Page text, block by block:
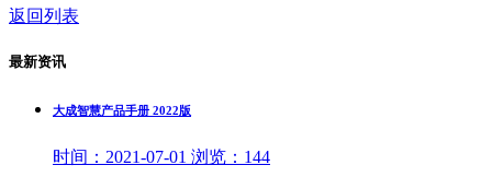
返回列表
最新资讯
大成智慧产品手册 2022版
时间： 2021-07-01 浏览： 144